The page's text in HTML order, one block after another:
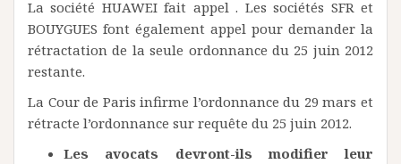
La société HUAWEI fait appel . Les sociétés SFR et
BOUYGUES font également appel pour demander la
rétractation de la seule ordonnance du 25 juin 2012
restante.
La Cour de Paris infirme l’ordonnance du 29 mars et
rétracte l’ordonnance sur requête du 25 juin 2012.
Les avocats devront-ils modifier leur